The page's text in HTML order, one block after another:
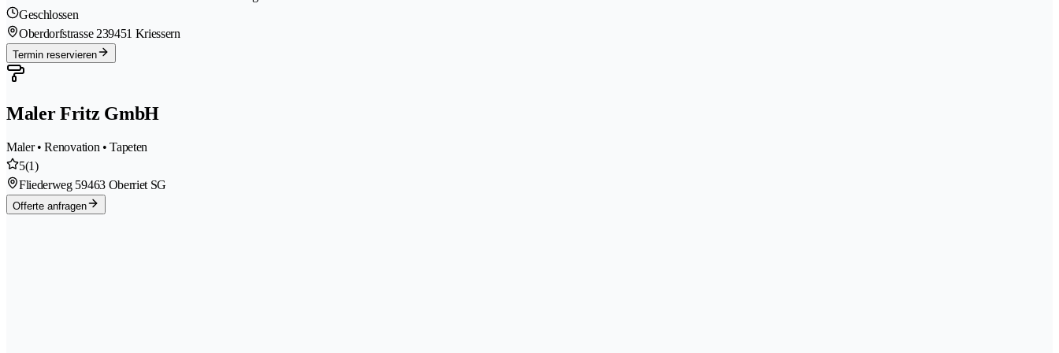
Geschlossen
Oberdorfstrasse 239451 Kriessern
Termin reservieren
Maler Fritz GmbH
Maler • Renovation • Tapeten
5(1)
Fliederweg 59463 Oberriet SG
Offerte anfragen